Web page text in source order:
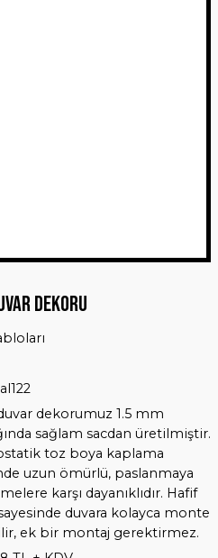
Dekoru
dekorumuz 1.5 mm
sağlam sacdan üretilmiştir.
toz boya kaplama
uzun ömürlü, paslanmaya
karşı dayanıklıdır. Hafif
sayesinde duvara kolayca monte
ek bir montaj gerektirmez.